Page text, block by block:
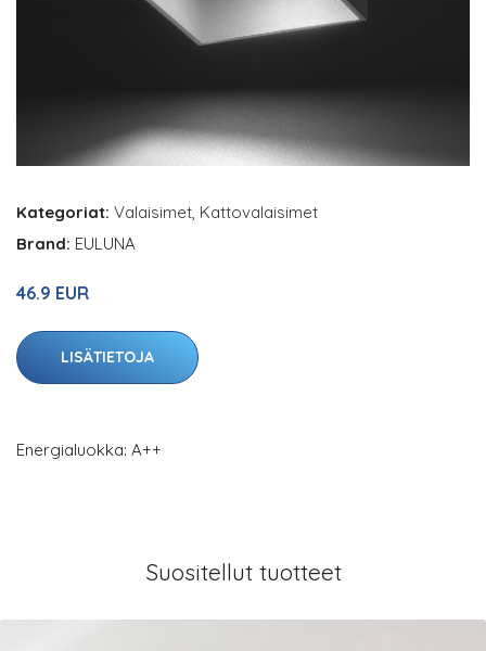
Kategoriat: Valaisimet, Kattovalaisimet
Brand: EULUNA
46.9 EUR
LISÄTIETOJA
Energialuokka: A++
Suositellut tuotteet